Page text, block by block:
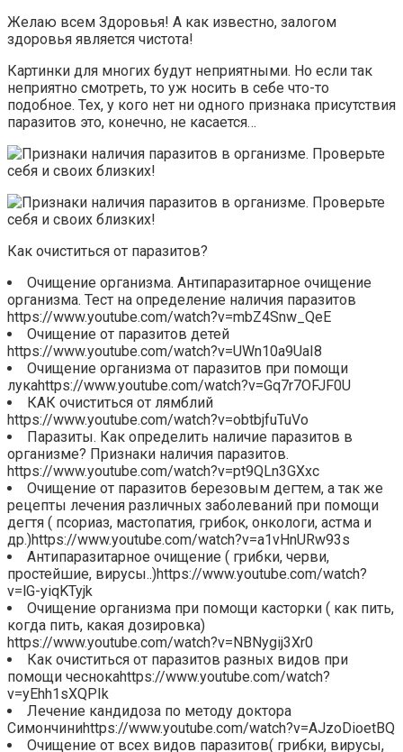
Желаю всем Здоровья! А как известно, залогом
здоровья является чистота!
Картинки для многих будут неприятными. Но если так
неприятно смотреть, то уж носить в себе что-то
подобное. Тех, у кого нет ни одного признака присутствия
паразитов это, конечно, не касается…
Как очиститься от паразитов?
Очищение организма. Антипаразитарное очищение
организма. Тест на определение наличия паразитов
https://www.youtube.com/watch?v=mbZ4Snw_QeE
Очищение от паразитов детей
https://www.youtube.com/watch?v=UWn10a9UaI8
Очищение организма от паразитов при помощи
лукаhttps://www.youtube.com/watch?v=Gq7r7OFJF0U
КАК очиститься от лямблий
https://www.youtube.com/watch?v=obtbjfuTuVo
Паразиты. Как определить наличие паразитов в
организме? Признаки наличия паразитов.
https://www.youtube.com/watch?v=pt9QLn3GXxc
Очищение от паразитов березовым дегтем, а так же
рецепты лечения различных заболеваний при помощи
дегтя ( псориаз, мастопатия, грибок, онкологи, астма и
др.)https://www.youtube.com/watch?v=a1vHnURw93s
Антипаразитарное очищение ( грибки, черви,
простейшие, вирусы..)https://www.youtube.com/watch?
v=lG-yiqKTyjk
Очищение организма при помощи касторки ( как пить,
когда пить, какая дозировка)
https://www.youtube.com/watch?v=NBNygij3Xr0
Как очиститься от паразитов разных видов при
помощи чеснокаhttps://www.youtube.com/watch?
v=yEhh1sXQPIk
Лечение кандидоза по методу доктора
Симончиниhttps://www.youtube.com/watch?v=AJzoDioetBQ
Очищение от всех видов паразитов( грибки, вирусы,